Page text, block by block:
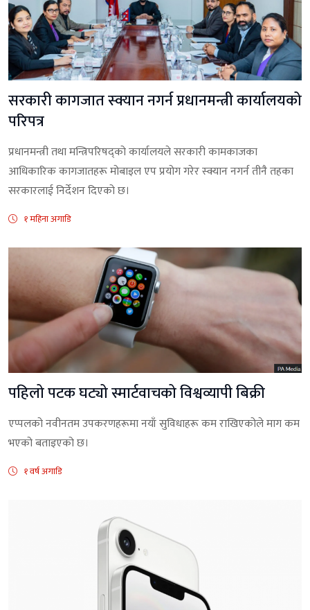
सरकारी कागजात स्क्यान नगर्न प्रधानमन्त्री कार्यालयको
परिपत्र
प्रधानमन्त्री तथा मन्त्रिपरिषद्को कार्यालयले सरकारी कामकाजका
आधिकारिक कागजातहरू मोबाइल एप प्रयोग गरेर स्क्यान नगर्न तीनै तहका
सरकारलाई निर्देशन दिएको छ।
१ महिना अगाडि
पहिलो पटक घट्यो स्मार्टवाचको विश्वव्यापी बिक्री
एप्पलको नवीनतम उपकरणहरूमा नयाँ सुविधाहरू कम राखिएकोले माग कम
भएको बताइएको छ।
१ वर्ष अगाडि